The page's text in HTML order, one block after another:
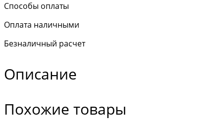
Способы оплаты
Оплата наличными
Безналичный расчет
Описание
Похожие товары